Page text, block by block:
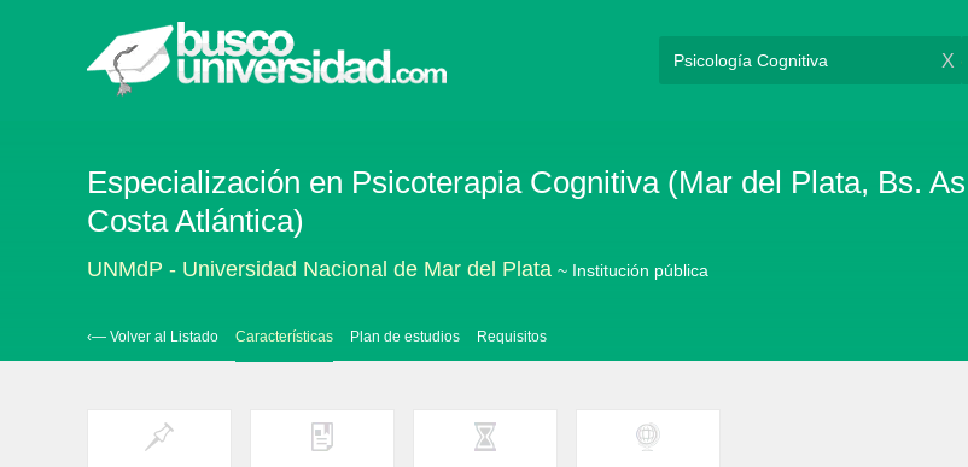
X
Especialización en Psicoterapia Cognitiva (Mar del Plata, Bs.
Costa Atlántica)
UNMdP - Universidad Nacional de Mar del Plata ~ Institución pública
‹— Volver al Listado Características Plan de estudios Requisitos